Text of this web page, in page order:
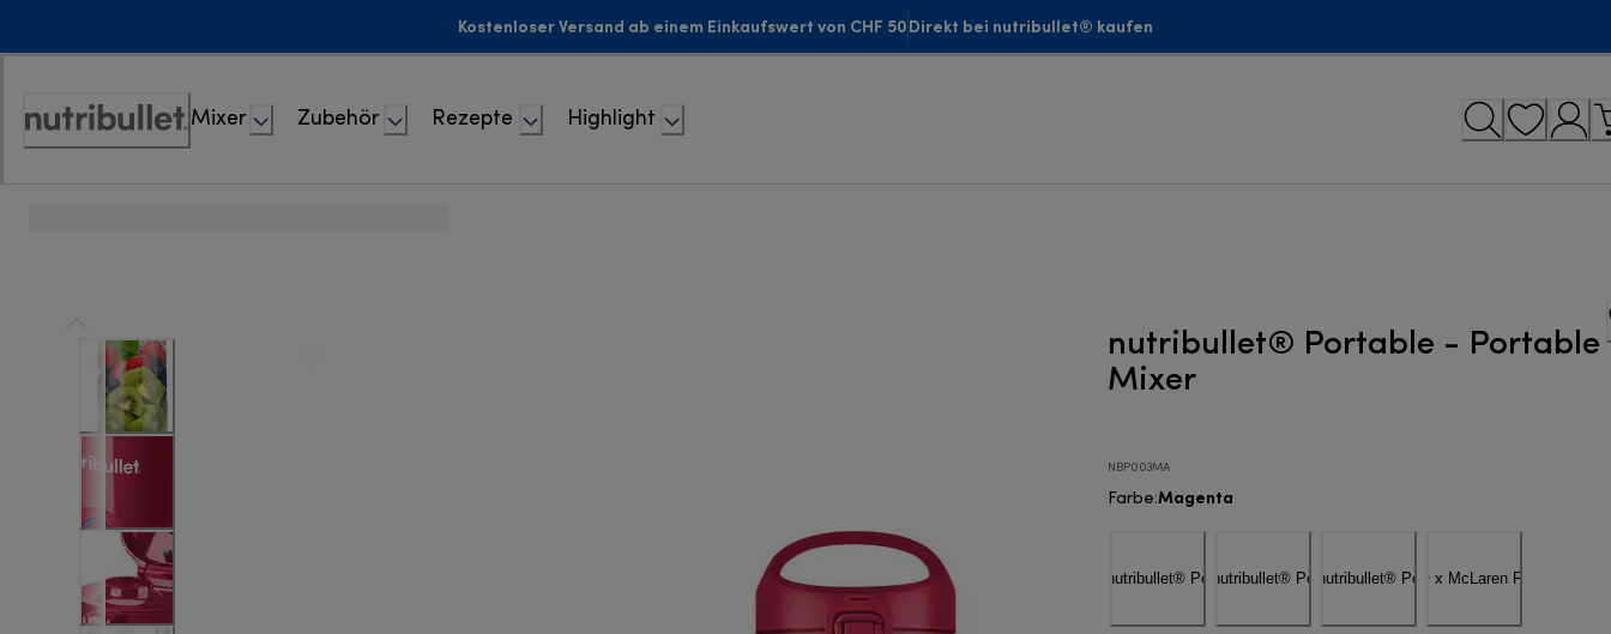
Kostenloser Versand ab einem Einkaufswert von CHF 50Direkt bei nutribullet® kaufen
Accessibility
Mixer Zubehör Rezepte Highlight
nutribullet® Portable - Portable
Mixer
NBP003MA
Farbe:Magenta